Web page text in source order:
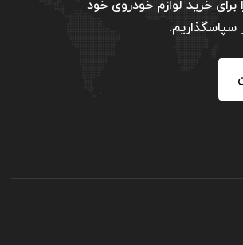
برای خرید لوازم خودروی خود
سپاسگذاریم.